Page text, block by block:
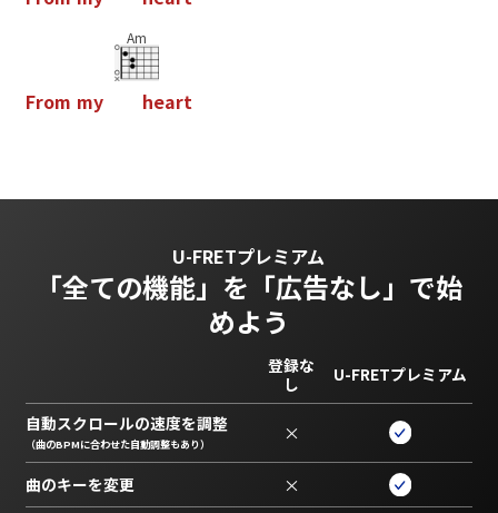
From my
Am
heart
U-FRETプレミアム
「全ての機能」を 「広告なし」で始
めよう
登録な
し
U-FRETプレミアム
自動スクロールの速度を調整
（曲のBPMに合わせた自動調整もあり） ×
曲のキーを変更 ×